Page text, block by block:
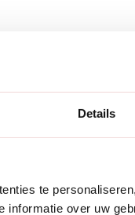
Details
te
informatie over uw